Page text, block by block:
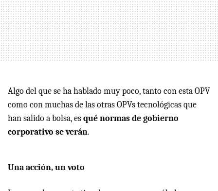
Algo del que se ha hablado muy poco, tanto con esta OPV
como con muchas de las otras OPVs tecnológicas que
han salido a bolsa, esqué normas de gobierno
corporativo se verán.
Una acción, un voto